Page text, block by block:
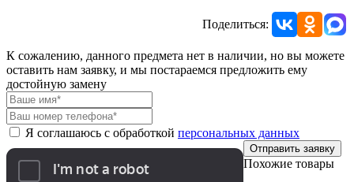
Поделиться:
К сожалению, данного предмета нет в наличии, но вы можете
оставить нам заявку, и мы постараемся предложить ему
достойную замену
Я соглашаюсь с обработкой персональных данных
Отправить заявку
Похожие товары